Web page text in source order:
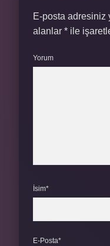
E-posta adresiniz
alanlar * ile
Yorum
İsim*
E-Posta*